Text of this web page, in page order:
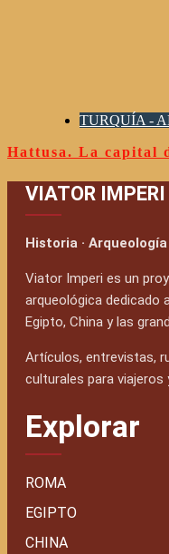
TURQUÍA -
Hattusa. La capital
VIATOR IMPERI
Historia ·
Viator Imperi es un
arqueológica dedicado
Egipto, China y las
Artículos, entrevistas,
culturales para viajeros
Explorar
ROMA
EGIPTO
CHINA